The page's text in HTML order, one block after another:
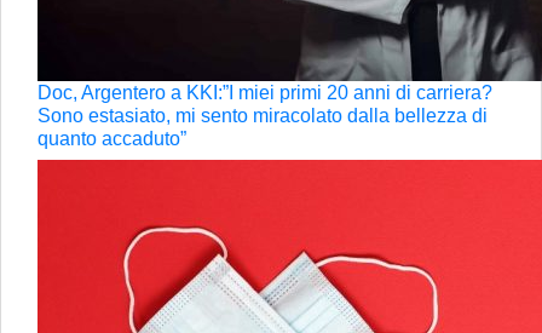
Doc, Argentero a KKI:”I miei primi 20 anni di carriera?
Sono estasiato, mi sento miracolato dalla bellezza di
quanto accaduto”